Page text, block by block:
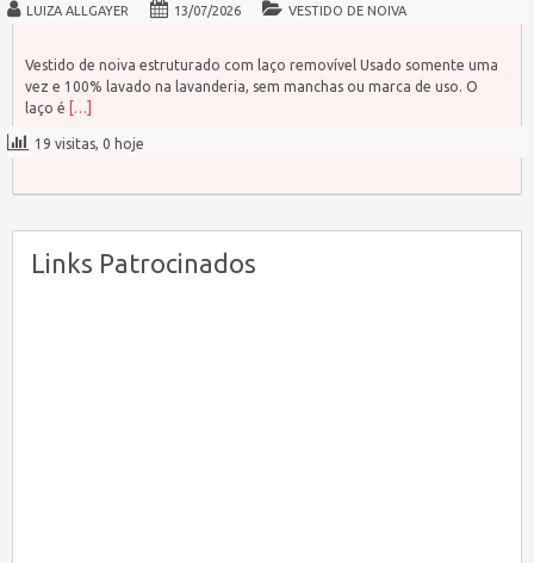
LUIZA ALLGAYER 13/07/2026 VESTIDO DE NOIVA
Vestido de noiva estruturado com laço removível Usado somente uma
vez e 100% lavado na lavanderia, sem manchas ou marca de uso. O
laço é
[…]
19 visitas, 0 hoje
Links Patrocinados